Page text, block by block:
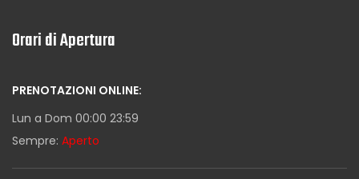
Orari di Apertura
PRENOTAZIONI ONLINE:
Lun a Dom 00:00 23:59
Sempre: Aperto